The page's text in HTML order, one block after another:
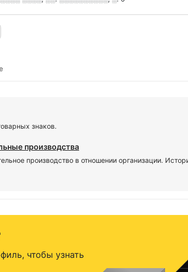
знаков.
производства
производство в отношении организации.
чтобы узнать